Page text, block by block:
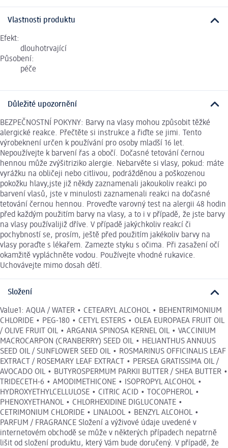
Vlastnosti produktu
Efekt:
dlouhotrvající
Působení:
péče
Důležité upozornění
BEZPEČNOSTNÍ POKYNY: Barvy na vlasy mohou způsobit těžké
alergické reakce. Přečtěte si instrukce a řiďte se jimi. Tento
výrobeknení určen k používání pro osoby mladší 16 let.
Nepoužívejte k barvení řas a obočí. Dočasné tetování černou
hennou může zvýšitriziko alergie. Nebarvěte si vlasy, pokud: máte
vyrážku na obličeji nebo citlivou, podrážděnou a poškozenou
pokožku hlavy,jste již někdy zaznamenali jakoukoliv reakci po
barvení vlasů, jste v minulosti zaznamenali reakci na dočasné
tetování černou hennou. Proveďte varovný test na alergii 48 hodin
před každým použitím barvy na vlasy, a to i v případě, že jste barvy
na vlasy používalijiž dříve. V případě jakýchkoliv reakcí či
pochybností se, prosím, ještě před použitím jakékoliv barvy na
vlasy poraďte s lékařem. Zamezte styku s očima. Při zasažení očí
okamžitě vypláchněte vodou. Používejte vhodné rukavice.
Uchovávejte mimo dosah dětí.
Složení
Value1: AQUA / WATER • CETEARYL ALCOHOL • BEHENTRIMONIUM
CHLORIDE • PEG-180 • CETYL ESTERS • OLEA EUROPAEA FRUIT OIL
/ OLIVE FRUIT OIL • ARGANIA SPINOSA KERNEL OIL • VACCINIUM
MACROCARPON (CRANBERRY) SEED OIL • HELIANTHUS ANNUUS
SEED OIL / SUNFLOWER SEED OIL • ROSMARINUS OFFICINALIS LEAF
EXTRACT / ROSEMARY LEAF EXTRACT • PERSEA GRATISSIMA OIL /
AVOCADO OIL • BUTYROSPERMUM PARKII BUTTER / SHEA BUTTER •
TRIDECETH-6 • AMODIMETHICONE • ISOPROPYL ALCOHOL •
HYDROXYETHYLCELLULOSE • CITRIC ACID • TOCOPHEROL •
PHENOXYETHANOL • CHLORHEXIDINE DIGLUCONATE •
CETRIMONIUM CHLORIDE • LINALOOL • BENZYL ALCOHOL •
PARFUM / FRAGRANCE Složení a výživové údaje uvedené v
internetovém obchodě se může v některých případech nepatrně
lišit od složení produktu, který Vám bude doručený. V případě, že